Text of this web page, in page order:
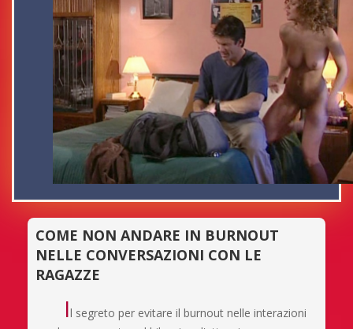
COME NON ANDARE IN BURNOUT
NELLE CONVERSAZIONI CON LE
RAGAZZE
Il segreto per evitare il burnout nelle interazioni